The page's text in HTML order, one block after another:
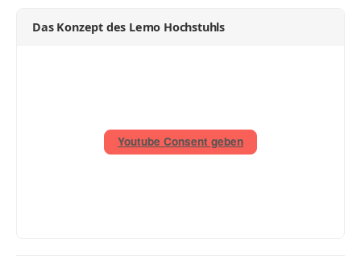
Das Konzept des Lemo Hochstuhls
Youtube Consent geben